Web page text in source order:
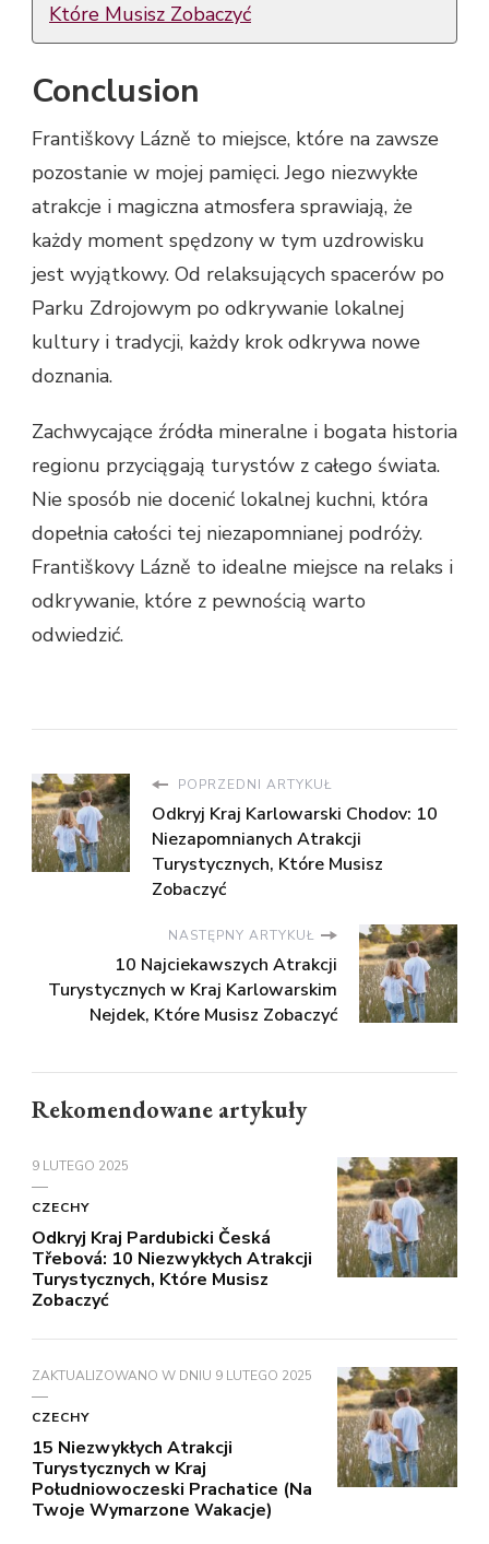
Które Musisz Zobaczyć
Conclusion
Františkovy Lázně to miejsce, które na zawsze
pozostanie w mojej pamięci. Jego niezwykłe
atrakcje i magiczna atmosfera sprawiają, że
każdy moment spędzony w tym uzdrowisku
jest wyjątkowy. Od relaksujących spacerów po
Parku Zdrojowym po odkrywanie lokalnej
kultury i tradycji, każdy krok odkrywa nowe
doznania.
Zachwycające źródła mineralne i bogata historia
regionu przyciągają turystów z całego świata.
Nie sposób nie docenić lokalnej kuchni, która
dopełnia całości tej niezapomnianej podróży.
Františkovy Lázně to idealne miejsce na relaks i
odkrywanie, które z pewnością warto
odwiedzić.
POPRZEDNI ARTYKUŁ
Odkryj Kraj Karlowarski Chodov: 10
Niezapomnianych Atrakcji
Turystycznych, Które Musisz
Zobaczyć
NASTĘPNY ARTYKUŁ
10 Najciekawszych Atrakcji
Turystycznych w Kraj Karlowarskim
Nejdek, Które Musisz Zobaczyć
Rekomendowane artykuły
9 LUTEGO 2025
CZECHY
Odkryj Kraj Pardubicki Česká
Třebová: 10 Niezwykłych Atrakcji
Turystycznych, Które Musisz
Zobaczyć
ZAKTUALIZOWANO W DNIU 9 LUTEGO 2025
CZECHY
15 Niezwykłych Atrakcji
Turystycznych w Kraj
Południowoczeski Prachatice (Na
Twoje Wymarzone Wakacje)